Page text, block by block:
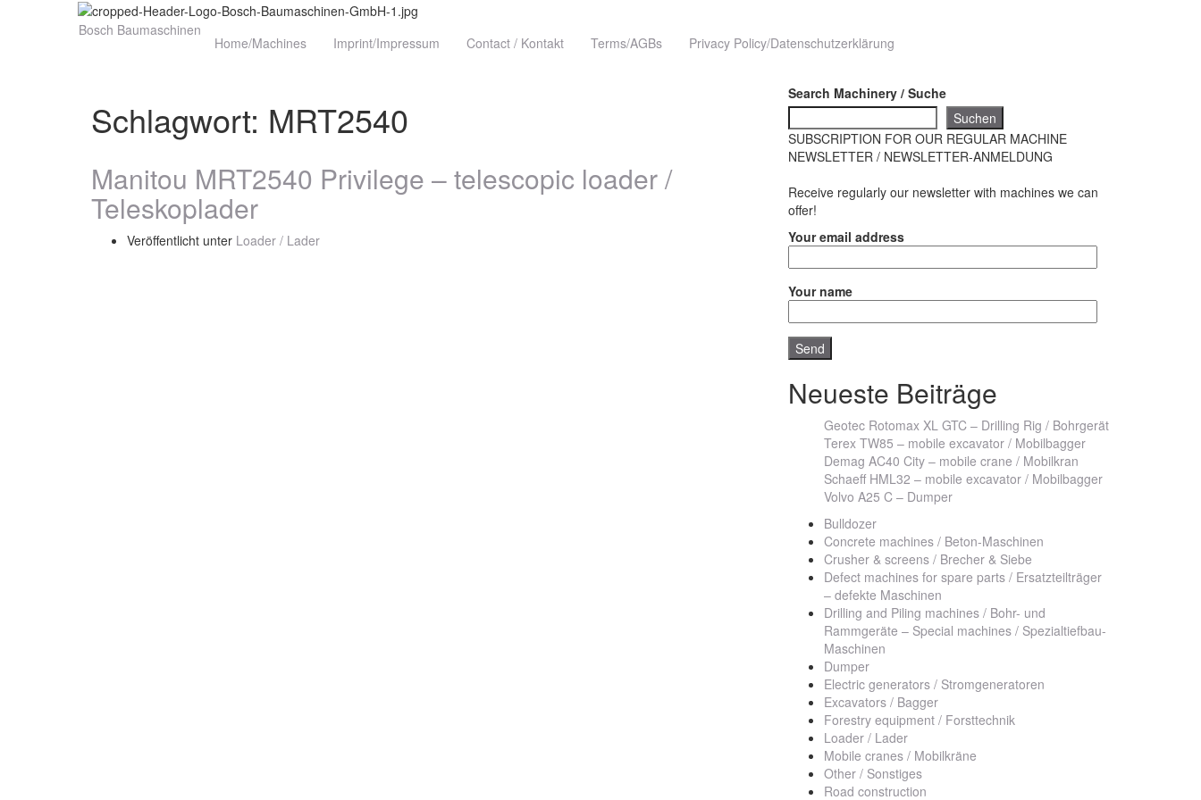
Bosch Baumaschinen
Home/Machines Imprint/Impressum Contact / Kontakt Terms/AGBs Privacy Policy/Datenschutzerklärung
Schlagwort: MRT2540
Manitou MRT2540 Privilege – telescopic loader /
Teleskoplader
Veröffentlicht unter Loader / Lader
Search Machinery / Suche
Suchen
SUBSCRIPTION FOR OUR REGULAR MACHINE
NEWSLETTER / NEWSLETTER-ANMELDUNG
Receive regularly our newsletter with machines we can
offer!
Your email address
Your name
Neueste Beiträge
Geotec Rotomax XL GTC – Drilling Rig / Bohrgerät
Terex TW85 – mobile excavator / Mobilbagger
Demag AC40 City – mobile crane / Mobilkran
Schaeff HML32 – mobile excavator / Mobilbagger
Volvo A25 C – Dumper
Bulldozer
Concrete machines / Beton-Maschinen
Crusher & screens / Brecher & Siebe
Defect machines for spare parts / Ersatzteilträger
– defekte Maschinen
Drilling and Piling machines / Bohr- und
Rammgeräte – Special machines / Spezialtiefbau-
Maschinen
Dumper
Electric generators / Stromgeneratoren
Excavators / Bagger
Forestry equipment / Forsttechnik
Loader / Lader
Mobile cranes / Mobilkräne
Other / Sonstiges
Road construction